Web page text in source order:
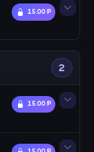
15.00 Ᵽ
2
15.00 Ᵽ